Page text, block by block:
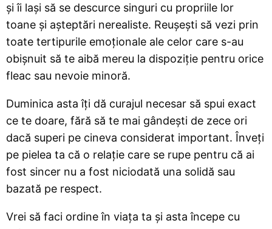
și îi lași să se descurce singuri cu propriile lor
toane și așteptări nerealiste. Reușești să vezi prin
toate tertipurile emoționale ale celor care s-au
obișnuit să te aibă mereu la dispoziție pentru orice
fleac sau nevoie minoră.
Duminica asta îți dă curajul necesar să spui exact
ce te doare, fără să te mai gândești de zece ori
dacă superi pe cineva considerat important. Înveți
pe pielea ta că o relație care se rupe pentru că ai
fost sincer nu a fost niciodată una solidă sau
bazată pe respect.
Vrei să faci ordine în viața ta și asta începe cu